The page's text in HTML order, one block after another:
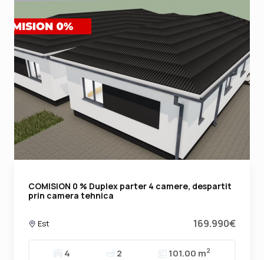
COMISION 0 % Duplex parter 4 camere, despartit
prin camera tehnica
Est 169.990€
4 2 101.00 m2